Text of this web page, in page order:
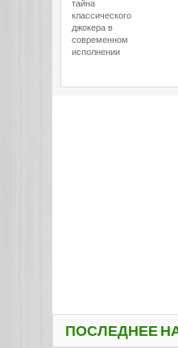
тайна
классического
джокера в
современном
исполнении
ПОСЛЕДНЕЕ